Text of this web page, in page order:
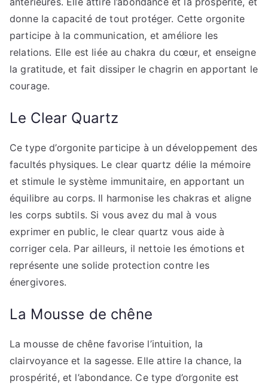
donne la capacité de tout protéger. Cette orgonite
participe à la communication, et améliore les
relations. Elle est liée au chakra du cœur, et enseigne
la gratitude, et fait dissiper le chagrin en apportant le
courage.
Le Clear Quartz
Ce type d’orgonite participe à un développement des
facultés physiques. Le clear quartz délie la mémoire
et stimule le système immunitaire, en apportant un
équilibre au corps. Il harmonise les chakras et aligne
les corps subtils. Si vous avez du mal à vous
exprimer en public, le clear quartz vous aide à
corriger cela. Par ailleurs, il nettoie les émotions et
représente une solide protection contre les
énergivores.
La Mousse de chêne
La mousse de chêne favorise l’intuition, la
clairvoyance et la sagesse. Elle attire la chance, la
prospérité, et l’abondance. Ce type d’orgonite est